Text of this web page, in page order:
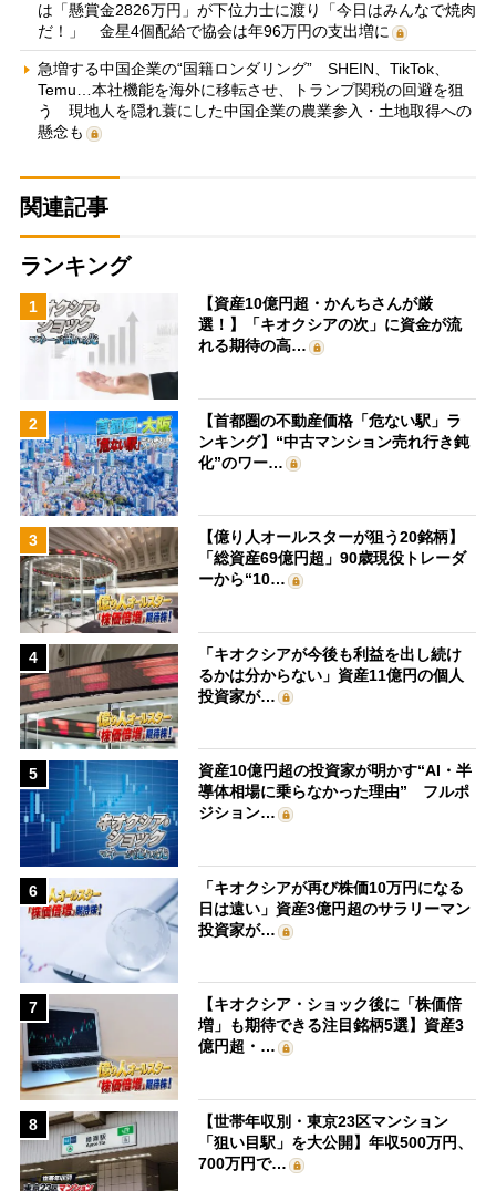
は「懸賞金2826万円」が下位力士に渡り「今日はみんなで焼肉
だ！」 金星4個配給で協会は年96万円の支出増に
急増する中国企業の“国籍ロンダリング” SHEIN、TikTok、
Temu…本社機能を海外に移転させ、トランプ関税の回避を狙
う 現地人を隠れ蓑にした中国企業の農業参入・土地取得への
懸念も
関連記事
ランキング
1
【資産10億円超・かんちさんが厳
選！】「キオクシアの次」に資金が流
れる期待の高…
2
【首都圏の不動産価格「危ない駅」ラ
ンキング】“中古マンション売れ行き鈍
化”のワー…
3
【億り人オールスターが狙う20銘柄】
「総資産69億円超」90歳現役トレーダ
ーから“10…
4
「キオクシアが今後も利益を出し続け
るかは分からない」資産11億円の個人
投資家が…
5
資産10億円超の投資家が明かす“AI・半
導体相場に乗らなかった理由” フルポ
ジション…
6
「キオクシアが再び株価10万円になる
日は遠い」資産3億円超のサラリーマン
投資家が…
7
【キオクシア・ショック後に「株価倍
増」も期待できる注目銘柄5選】資産3
億円超・…
8
【世帯年収別・東京23区マンション
「狙い目駅」を大公開】年収500万円、
700万円で…